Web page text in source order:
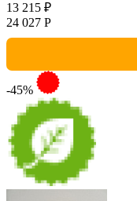
13 215 ₽
24 027 Р
-45%